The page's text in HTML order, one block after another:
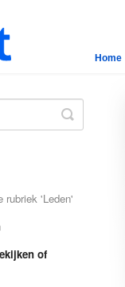
Home
Toggle
Search
rubriek 'Leden'
of